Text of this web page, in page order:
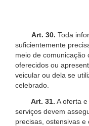
Art. 30. Toda
suficientemente
meio de comunicação
oferecidos ou
veicular ou dela se
celebrado.
Art. 31. A oferta
serviços devem
precisas, ostensivas